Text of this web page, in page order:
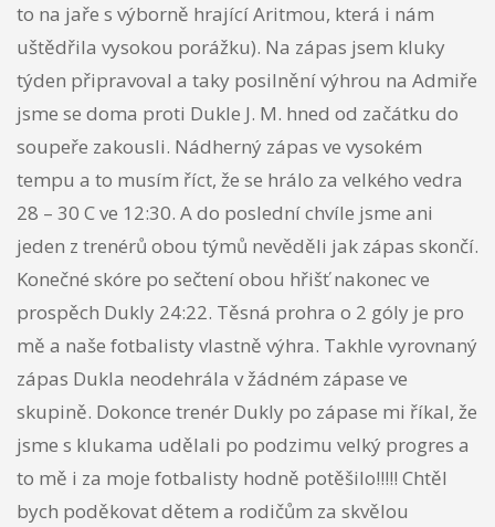
to na jaře s výborně hrající Aritmou, která i nám
uštědřila vysokou porážku). Na zápas jsem kluky
týden připravoval a taky posilnění výhrou na Admiře
jsme se doma proti Dukle J. M. hned od začátku do
soupeře zakousli. Nádherný zápas ve vysokém
tempu a to musím říct, že se hrálo za velkého vedra
28 – 30 C ve 12:30. A do poslední chvíle jsme ani
jeden z trenérů obou týmů nevěděli jak zápas skončí.
Konečné skóre po sečtení obou hřišť nakonec ve
prospěch Dukly 24:22. Těsná prohra o 2 góly je pro
mě a naše fotbalisty vlastně výhra. Takhle vyrovnaný
zápas Dukla neodehrála v žádném zápase ve
skupině. Dokonce trenér Dukly po zápase mi říkal, že
jsme s klukama udělali po podzimu velký progres a
to mě i za moje fotbalisty hodně potěšilo!!!!! Chtěl
bych poděkovat dětem a rodičům za skvělou